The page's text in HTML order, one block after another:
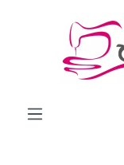
Zum Hauptinhalt